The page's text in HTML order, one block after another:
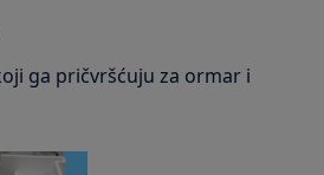
ga pričvršćuju za ormar i